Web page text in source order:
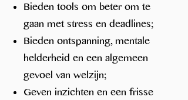
Bieden tools om beter om te
gaan met stress en deadlines;
Bieden ontspanning, mentale
helderheid en een algemeen
gevoel van welzijn;​
Geven inzichten en een frisse